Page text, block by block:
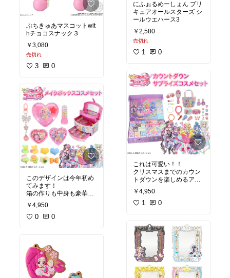
ぷちきゅあマスコットwit
hチョコスナック３
￥3,080
売切れ
3 0
このデザインは今年初め
てみます！
箱の作りも中身も豪華
で、メイクボックスとし
てはかなり使えそうな気
がします！
#キュアアイドル
#プリキュアオールスタ
ーズ
#２歳
#３歳 #４歳
￥4,950
0 0
にふぉるめーしょん プリ
キュアオールスターズ シ
ールウエハース3
￥2,580
売切れ
1 0
これは可愛い！！
クリスマスまでのカウン
トダウンを楽しめるアド
ベントカレンダーです🎄
見た目だけではなく、中
身まで全部プリキュアフ
と思いますよ♪
#アニメかわいい！
#プリキュア
#女の子
#女の子ママ
#キミとアイドルプリキ
￥4,950
1 0